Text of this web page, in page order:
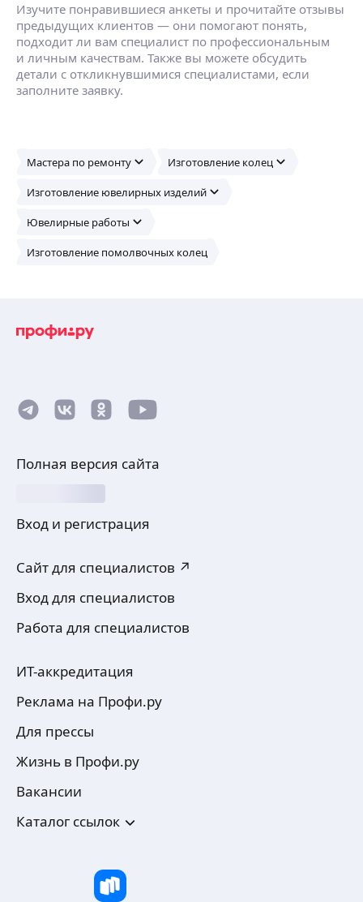
Изучите понравившиеся анкеты и прочитайте отзывы
предыдущих клиентов — они помогают понять,
подходит ли вам специалист по профессиональным
и личным качествам. Также вы можете обсудить
детали с откликнувшимися специалистами, если
заполните заявку.
Мастера по ремонту Изготовление колец
Изготовление ювелирных изделий
Ювелирные работы
Изготовление помолвочных колец
Полная версия сайта
Вход и регистрация
Сайт для специалистов ↗
Вход для специалистов
Работа для специалистов
ИТ-аккредитация
Реклама на Профи.ру
Для прессы
Жизнь в Профи.ру
Вакансии
Каталог ссылок